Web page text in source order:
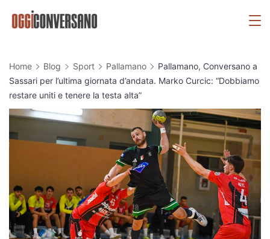
Home Blog Sport Pallamano
Pallamano, Conversano a
Sassari per l’ultima giornata d’andata. Marko Curcic: “Dobbiamo
restare uniti e tenere la testa alta”